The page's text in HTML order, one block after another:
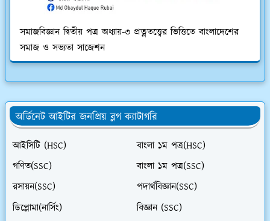
সমাজবিজ্ঞান দ্বিতীয় পত্র অধ্যায়-৩ প্রত্নতত্ত্বের ভিত্তিতে বাংলাদেশের
সমাজ ও সভ্যতা সাজেশন
অর্ডিনেট আইটির জনপ্রিয় ব্লগ ক্যাটাগরি
আইসিটি (HSC)
বাংলা ১ম পত্র(HSC)
গণিত(SSC)
বাংলা ১ম পত্র(SSC)
রসায়ন(SSC)
পদার্থবিজ্ঞান(SSC)
ডিপ্লোমা(নার্সিং)
বিজ্ঞান (SSC)